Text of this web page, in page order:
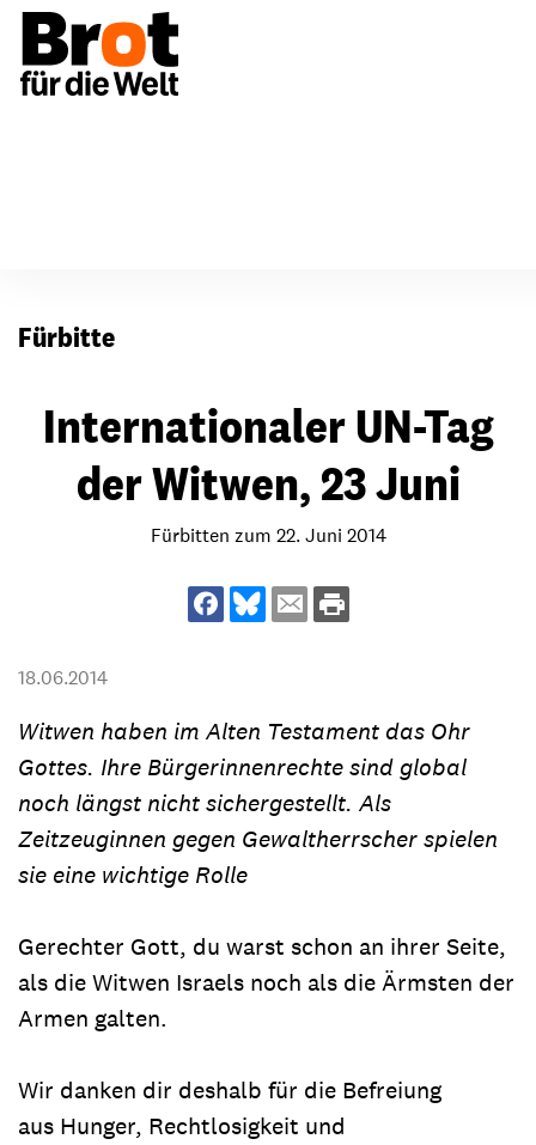
Fürbitte
Internationaler UN-Tag
der Witwen, 23 Juni
Fürbitten zum 22. Juni 2014
18.06.2014
Witwen haben im Alten Testament das Ohr
Gottes. Ihre Bürgerinnenrechte sind global
noch längst nicht sichergestellt. Als
Zeitzeuginnen gegen Gewaltherrscher spielen
sie eine wichtige Rolle
Gerechter Gott, du warst schon an ihrer Seite,
als die Witwen Israels noch als die Ärmsten der
Armen galten.
Wir danken dir deshalb für die Befreiung
aus Hunger, Rechtlosigkeit und